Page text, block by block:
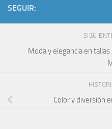
SEGUIR:
Moda y elegancia en
Color y diversión